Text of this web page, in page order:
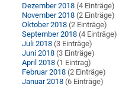
Dezember 2018 (4 Einträge)
November 2018 (2 Einträge)
Oktober 2018 (2 Einträge)
September 2018 (4 Einträge)
Juli 2018 (3 Einträge)
Juni 2018 (3 Einträge)
April 2018 (1 Eintrag)
Februar 2018 (2 Einträge)
Januar 2018 (6 Einträge)